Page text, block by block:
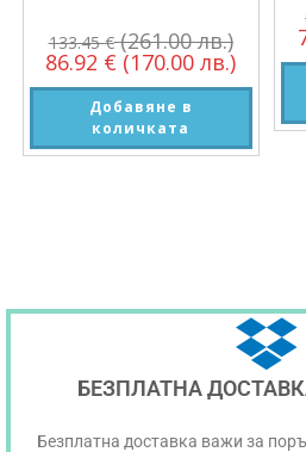
133.45€ (261.00 лв.)
86.92 € (170.00 лв.)
Добавяне в
количката
БЕЗПЛАТНА
Безплатна доставка важи за